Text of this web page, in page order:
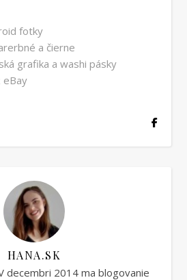
fotky
a čierne
grafika a washi pásky
eBay
HANA.SK
decembri 2014 ma blogovanie